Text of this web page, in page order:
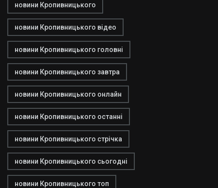
новини Кропивницького
новини Кропивницького відео
новини Кропивницького головні
новини Кропивницького завтра
новини Кропивницького онлайн
новини Кропивницького останні
новини Кропивницького стрічка
новини Кропивницького сьогодні
новини Кропивницького топ